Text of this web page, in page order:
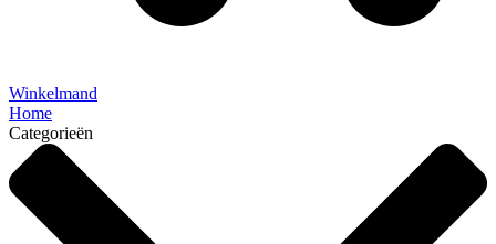
Winkelmand
Home
Categorieën